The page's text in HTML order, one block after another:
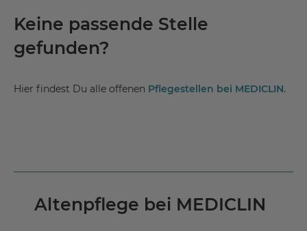
Keine passende Stelle
gefunden?
Hier findest Du alle offenen Pflegestellen bei MEDICLIN.
Altenpflege bei MEDICLIN